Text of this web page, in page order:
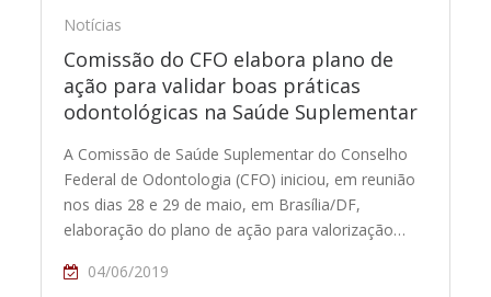
Notícias
Comissão do CFO elabora plano de
ação para validar boas práticas
odontológicas na Saúde Suplementar
A Comissão de Saúde Suplementar do Conselho
Federal de Odontologia (CFO) iniciou, em reunião
nos dias 28 e 29 de maio, em Brasília/DF,
elaboração do plano de ação para valorização…
04/06/2019